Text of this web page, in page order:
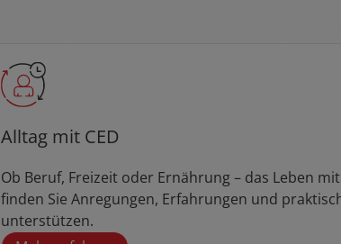
Alltag mit CED
Ob Beruf, Freizeit oder Ernährung – das Leben
finden Sie Anregungen, Erfahrungen und
unterstützen.